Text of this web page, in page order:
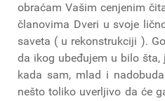
obraćam Vašim cenjenim
članovima Dveri u svoje
saveta ( u rekonstrukciji ).
da ikog ubeđujem u bilo
kada sam, mlad i
nešto toliko uverljivo da će